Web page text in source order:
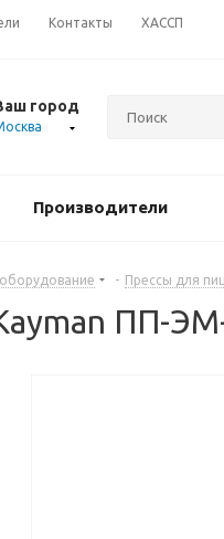
Контакты ХАССП
город
Производители
- Прессы для
ПП-